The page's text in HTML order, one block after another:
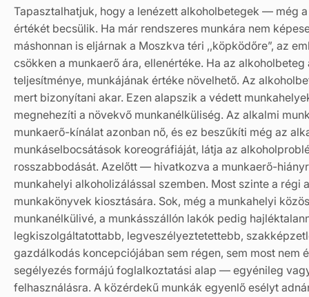
Tapasztalhatjuk, hogy a lenézett alkoholbetegek — még
értékét becsülik. Ha már rendszeres munkára nem
máshonnan is eljárnak a Moszkva téri ,,köpködőre”, az
csökken a munkaerő ára, ellenértéke. Ha az
teljesítménye, munkájának értéke növelhető. Az
mert bizonyítani akar. Ezen alapszik a védett
megnehezíti a növekvő munkanélküliség. Az alkalmi
munkaerő-kínálat azonban nő, és ez beszűkíti még az
munkáselbocsátások koreográfiáját, látja az
rosszabbodását. Azelőtt — hivatkozva a munkaerő-
munkahelyi alkoholizálással szemben. Most szinte a régi
munkakönyvek kiosztására. Sok, még a munkahelyi
munkanélkülivé, a munkásszállón lakók pedig
legkiszolgáltatottabb, legveszélyeztetettebb,
gazdálkodás koncepciójában sem régen, sem most nem
segélyezés formájú foglalkoztatási alap — egyénileg
felhasználásra. A közérdekű munkák egyenlő esélyt